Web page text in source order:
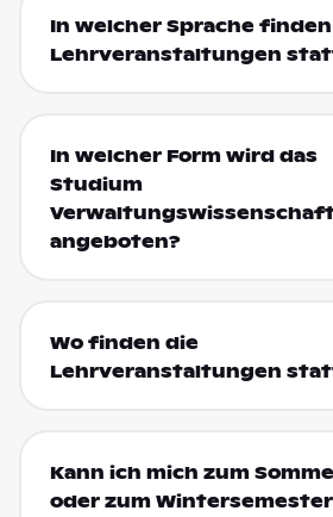
In welcher Sprache
Lehrveranstaltungen
In welcher Form wird das
Studium
angeboten?
Wo finden die
Lehrveranstaltungen
Kann ich mich zum
oder zum Wintersemester